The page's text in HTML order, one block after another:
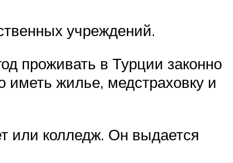
учреждений.
проживать в Турции законно
жилье, медстраховку и
или колледж. Он выдается